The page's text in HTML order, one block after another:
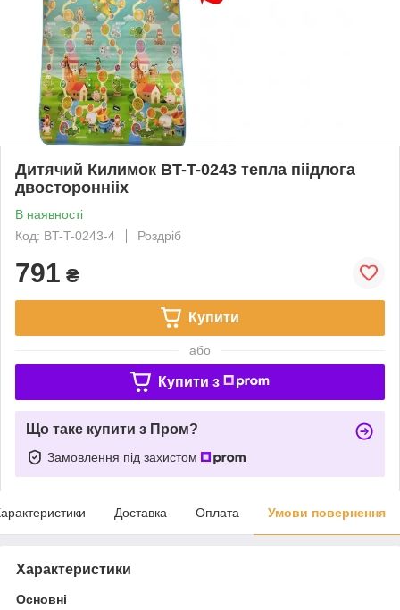
Дитячий Килимок BT-T-0243 тепла піідлога
двостороннііх
В наявності
Код: BT-T-0243-4
Роздріб
791 ₴
Купити
або
Купити з
Що таке купити з Пром?
Замовлення під захистом
Доставка Оплата Умови повернення
Характеристики
Основні